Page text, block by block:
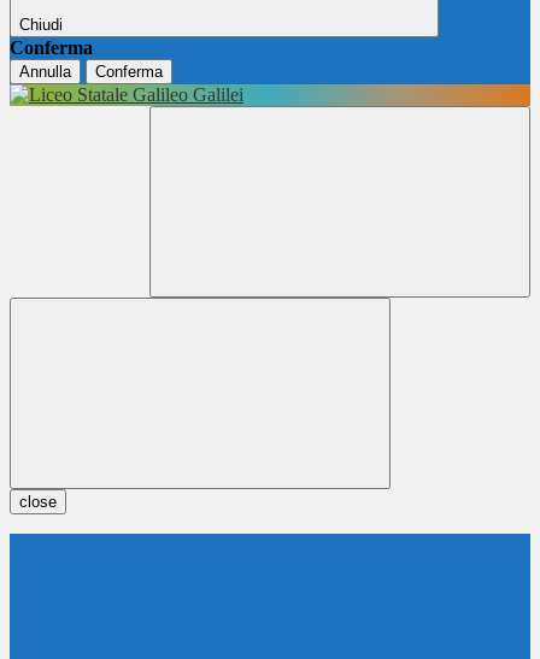
Chiudi
Conferma
Annulla Conferma
close